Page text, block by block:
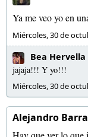
Ya me veo yo en
Miércoles, 30 de
Bea Hervella
jajaja!!! Y yo!!!
Miércoles, 30 de
Alejandro